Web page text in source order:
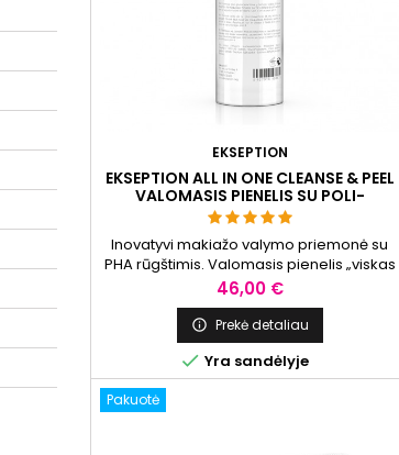
EKSEPTION
EKSEPTION ALL IN ONE CLEANSE & PEEL
VALOMASIS PIENELIS SU POLI-
HIDROKSI RŪGŠTIMIS, 400 ML
Inovatyvi makiažo valymo priemonė su
PHA rūgštimis. Valomasis pienelis „viskas
viename“ – švelni drėkinamoji emulsija,
skirta visų odos tipų veido, akių ir lūpų
demakiažui. Ši naujos kartos valymo
priemonė su PHA rūgštimis švelniai valo
odą, padeda ją maitinti ir drėkinti, taip pat
prisideda prie eksfoliacijos ir odos pH
Kaina
46,00 €
 Prekė detaliau
 Yra sandėlyje
Pakuotė